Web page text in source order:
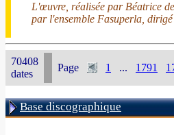
L'œuvre, réalisée par Béatrice
par l'ensemble Fasuperla,
70408
dates
Page 1 ... 1791
Base discographique